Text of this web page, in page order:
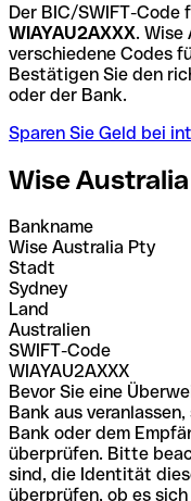
Der BIC/SWIFT-Code
WIAYAU2AXXX.
verschiedene Codes
Bestätigen Sie den
oder der Bank.
Sparen Sie Geld bei
Wise
Bankname
Wise Australia Pty
Stadt
Sydney
Land
Australien
SWIFT-Code
WIAYAU2AXXX
Bevor Sie eine
Bank aus
Bank oder dem
überprüfen. Bitte
sind, die Identität
überprüfen, ob es